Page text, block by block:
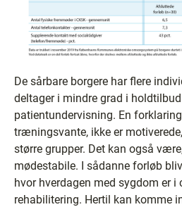
De sårbare borgere har flere
deltager i mindre grad i
patientundervisning. En
træningsvante, ikke er
større grupper. Det kan også
mødestabile. I sådanne forløb
hvor hverdagen med sygdom er
rehabilitering. Hertil kan komme